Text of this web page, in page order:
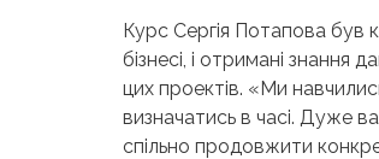
Курс Сергія Потапова був
бізнесі, і отримані знання
цих проектів. «Ми навчились
визначатись в часі. Дуже
спільно продовжити